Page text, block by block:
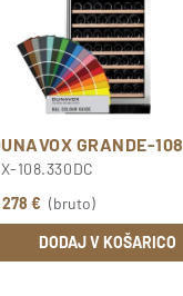
GRANDE-108
108.330DC
€ (bruto)
DODAJ V KOŠARICO